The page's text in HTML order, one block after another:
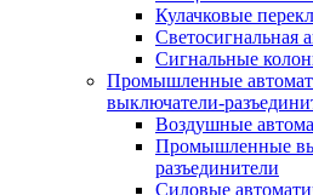
Кулачковые
Светосигнальная
Сигнальные
Промышленные
выключатели-
Воздушные
Промышленные
разъединители
Силовые